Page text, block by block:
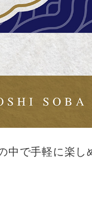
で手軽に楽し